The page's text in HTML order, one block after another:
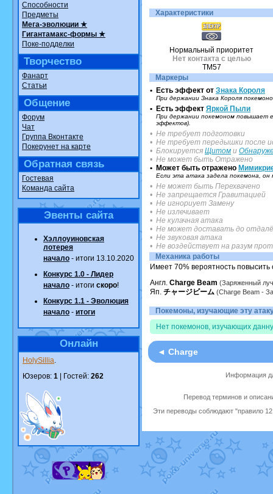
Способности
Предметы
Мега-эволюции ★
Гигантамакс-формы ★
Поке-подделки
Творчество
Фанарт
Статьи
Общение
Форум
Чат
Группа Вконтакте
Покерунет на карте
Обратная связь
Гостевая
Команда сайта
Эвенты сайта
Хэллоуиновская
лотерея
начало - итоги 13.10.2020
Конкурс 1.0 - Лидер
начало - итоги скоро!
Конкурс 1.1 - Эволюция
начало - итоги
Онлайн
HolySillia.
Юзеров: 1 | Гостей: 262
Характеристики
Нормальный приоритет
Нет контакта с целью
TM57
Маркеры
• Есть эффект от Знака Короля
При держании Знака Короля
• Есть эффект Яркой Пыли
При держании покемоном повышает
эффектов).
• Не требует подготовки
• Не требует передышки после
• Блокируется Щитом и
• Не может быть Отражено
• Может быть отражено
Если эта атака задела покемона,
• Не может быть Перехвачено
• Не запрещается Гравитацией
• Не игнориует Замену
• Не излечивает
• Не кулачная атака
• Не может доставать до
• Не звуковая атака
• Не воздействует на разум
Механика работы
Имеет 70% вероятность
Англ. Charge Beam (Заряженный
Яп. チャージビーム (Charge Beam -
Покемоны, изучающие эту
Нет покемонов, изучающих
◄ Charge
Информация
Перевод терминов и
Эти переводы соблюдают "правило 12